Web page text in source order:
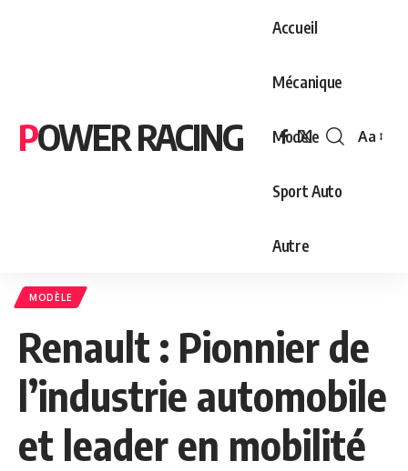
POWER RACING
Accueil
Mécanique
Modèle
Sport Auto
Autre
Font
Aa
MODÈLE
Renault : Pionnier de
l’industrie automobile
et leader en mobilité